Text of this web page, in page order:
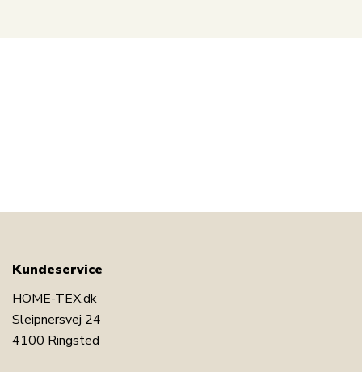
Kundeservice
HOME-TEX.dk
Sleipnersvej 24
4100 Ringsted